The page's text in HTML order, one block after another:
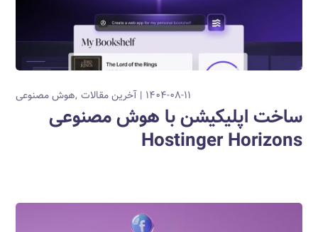
۱۴۰۴-۰۸-۱۱ آخرین مقالات هوش مصنوعی
ساخت اپلیکیشن با هوش مصنوعی
Hostinger Horizons